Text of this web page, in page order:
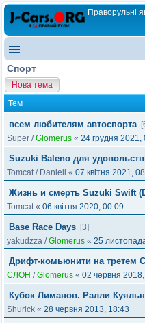
Праворульні
Спорт
Нова тема
Тем
всем любителям автоспорта
Super /Glomerus « 24 грудня 2021,
Suzuki Baleno для
Tomcat/ Daniell « 07 квітня 2021,
Жизнь и смерть Suzuki Swift
Tomcat« 06 квітня 2020, 00:09
Base Race Days [3]
yakudzza /Glomerus « 25
Дрифт-комьюнити на третем
СЛОН /Glomerus « 02 червня
Кубок Лиманов. Ралли
Shurick « 28 червня 2013, 18:43